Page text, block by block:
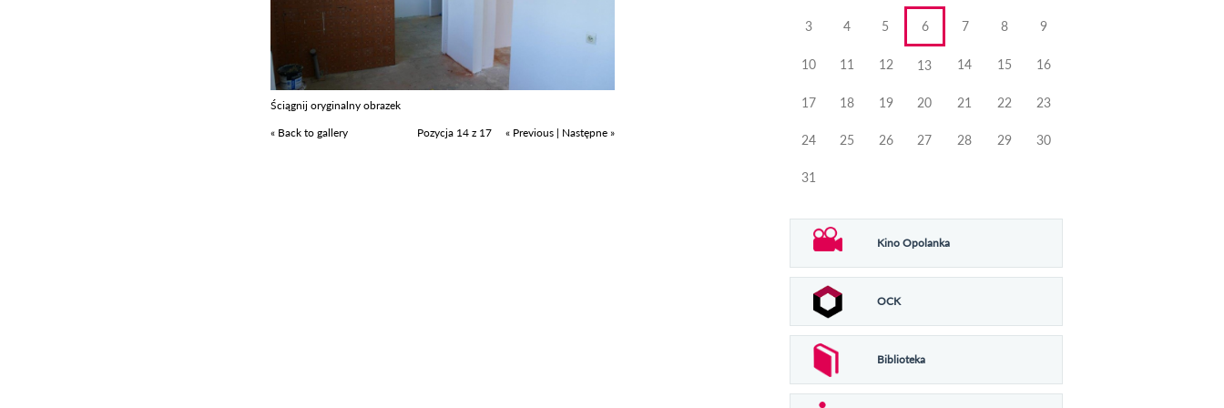
Ściągnij oryginalny obrazek
« Back to gallery
Pozycja 14 z 17 « Previous | Następne »
3 4 5 6 7 8 9
10 11 12 13 14 15 16
17 18 19 20 21 22 23
24 25 26 27 28 29 30
31
Kino Opolanka
OCK
Biblioteka